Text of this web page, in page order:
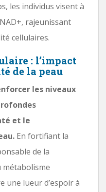
les individus visent à
rajeunissant
cellulaires.
: l’impact
de la peau
les niveaux
et le
En fortifiant la
de la
métabolisme
une lueur d’espoir à